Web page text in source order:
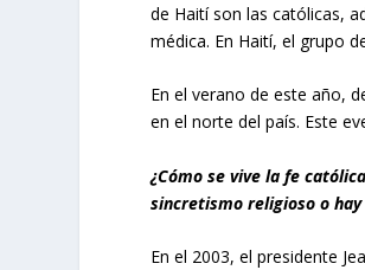
de Haití son las católicas,
médica. En Haití, el grupo
En el verano de este año,
en el norte del país. Este
¿Cómo se vive la fe
sincretismo religioso o
En el 2003, el presidente